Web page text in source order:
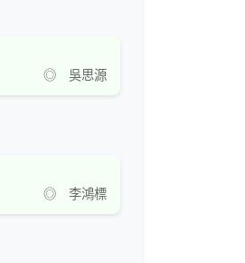
◎ 吳思源
◎ 李鴻標